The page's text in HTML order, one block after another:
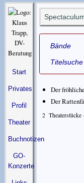
Start
Privates
Profil
Theater
Buchnotizen
GO-
Konzerte
Bände
Titelsuche
Der
Der
2Theaterstücke ·